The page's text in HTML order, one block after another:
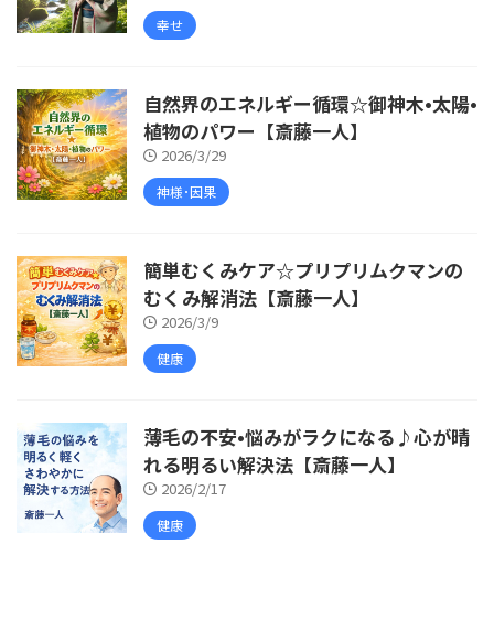
幸せ
自然界のエネルギー循環☆御神木•太陽•
植物のパワー【斎藤一人】
2026/3/29
神様･因果
簡単むくみケア☆プリプリムクマンの
むくみ解消法【斎藤一人】
2026/3/9
健康
薄毛の不安•悩みがラクになる♪心が晴
れる明るい解決法【斎藤一人】
2026/2/17
健康